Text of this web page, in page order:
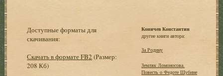
Доступные форматы для
скачивания:
Скачать в формате FB2 (Размер:
208 Кб)
Коничев Константин
другие книги автора:
За Родину
Земляк Ломоносова.
Повесть о Федоте Шубине